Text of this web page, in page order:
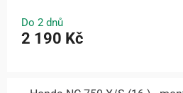
Do 2 dnů
2 190 Kč